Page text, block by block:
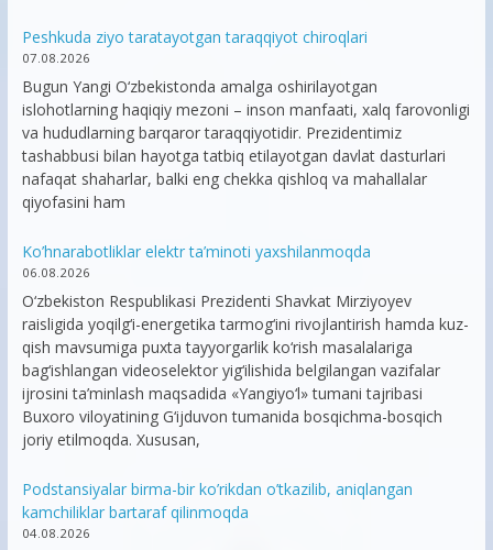
Peshkuda ziyo taratayotgan taraqqiyot chiroqlari
07.08.2026
Bugun Yangi O‘zbekistonda amalga oshirilayotgan
islohotlarning haqiqiy mezoni – inson manfaati, xalq farovonligi
va hududlarning barqaror taraqqiyotidir. Prezidentimiz
tashabbusi bilan hayotga tatbiq etilayotgan davlat dasturlari
nafaqat shaharlar, balki eng chekka qishloq va mahallalar
qiyofasini ham
Ko’hnarabotliklar elektr ta’minoti yaxshilanmoqda
06.08.2026
O‘zbekiston Respublikasi Prezidenti Shavkat Mirziyoyev
raisligida yoqilg‘i-energetika tarmog‘ini rivojlantirish hamda kuz-
qish mavsumiga puxta tayyorgarlik ko‘rish masalalariga
bag‘ishlangan videoselektor yig‘ilishida belgilangan vazifalar
ijrosini ta’minlash maqsadida «Yangiyo‘l» tumani tajribasi
Buxoro viloyatining G‘ijduvon tumanida bosqichma-bosqich
joriy etilmoqda. Xususan,
Podstansiyalar birma-bir ko’rikdan o’tkazilib, aniqlangan
kamchiliklar bartaraf qilinmoqda
04.08.2026